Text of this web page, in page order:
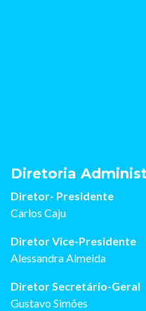
Diretoria
Diretor- Presidente
Carlos Caju
Diretor Vice-Presidente
Alessandra Almeida
Diretor Secretário-Geral
Gustavo Simões